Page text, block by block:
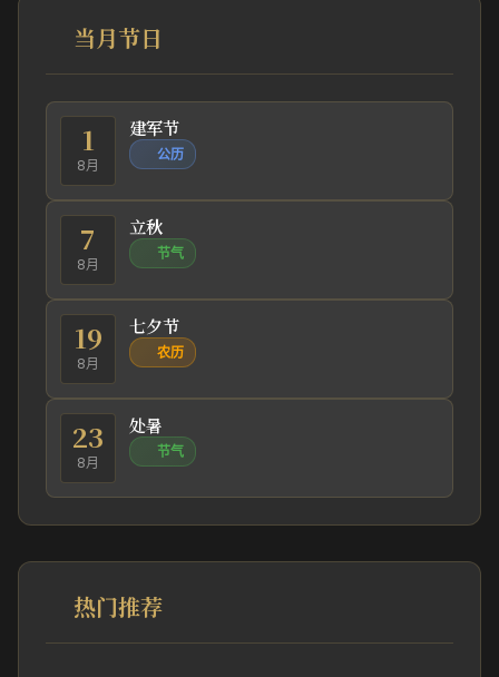
当月节日
1
8月
建军节
公历
7
8月
立秋
节气
19
8月
七夕节
农历
23
8月
处暑
节气
热门推荐